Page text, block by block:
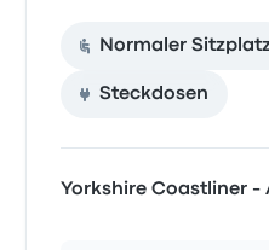
Normaler
Steckdosen
Yorkshire Coastliner -